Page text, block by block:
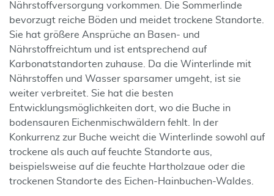
Nährstoffversorgung vorkommen. Die Sommerlinde
bevorzugt reiche Böden und meidet trockene Standorte.
Sie hat größere Ansprüche an Basen- und
Nährstoffreichtum und ist entsprechend auf
Karbonatstandorten zuhause. Da die Winterlinde mit
Nährstoffen und Wasser sparsamer umgeht, ist sie
weiter verbreitet. Sie hat die besten
Entwicklungsmöglichkeiten dort, wo die Buche in
bodensauren Eichenmischwäldern fehlt. In der
Konkurrenz zur Buche weicht die Winterlinde sowohl auf
trockene als auch auf feuchte Standorte aus,
beispielsweise auf die feuchte Hartholzaue oder die
trockenen Standorte des Eichen-Hainbuchen-Waldes.